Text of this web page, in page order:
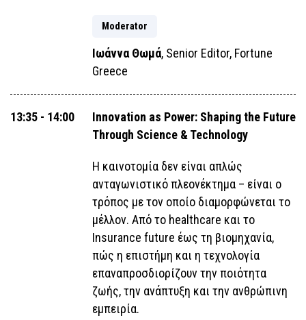
Moderator
Ιωάννα Θωμά, Senior Editor, Fortune
Greece
13:35 - 14:00
Innovation as Power: Shaping the Future
Through Science & Technology
Η καινοτομία δεν είναι απλώς
ανταγωνιστικό πλεονέκτημα – είναι ο
τρόπος με τον οποίο διαμορφώνεται το
μέλλον. Από το healthcare και το
Insurance future έως τη βιομηχανία,
πώς η επιστήμη και η τεχνολογία
επαναπροσδιορίζουν την ποιότητα
ζωής, την ανάπτυξη και την ανθρώπινη
εμπειρία.